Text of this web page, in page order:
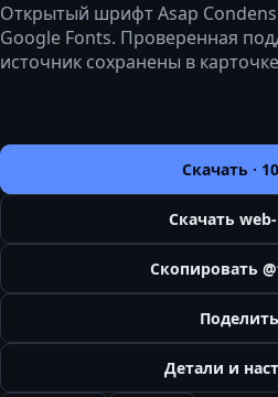
Открытый шрифт Asap
Google Fonts. Проверенная
источник сохранены в
Скачать ·
Скачать
Скопировать
Детали и